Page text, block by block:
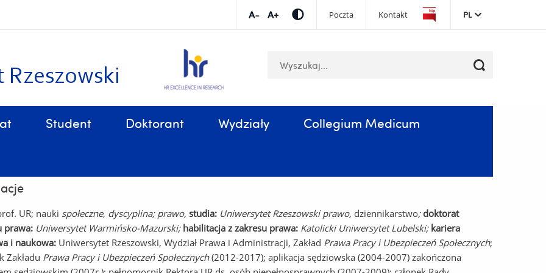
nawigację
do
treści
Poczta Kontakt PL
kluczowe
Student Doktorant Wydziały Collegium Medicum
UR; nauki społeczne, dyscyplina; prawo, studia: Uniwersytet Rzeszowskiprawo, dziennikarstwo;doktorat
prawa: Uniwersytet Warmińsko-Mazurski; habilitacja z zakresu prawa: Katolicki Uniwersytet Lubelski; kariera
i naukowa: Uniwersytet Rzeszowski, Wydział Prawa i Administracji, Zakład Prawa Pracy i Ubezpieczeń Społecznych;
Zakładu Prawa Pracy i Ubezpieczeń Społecznych(2012-2017); aplikacja sędziowska (2004-2007) zakończona